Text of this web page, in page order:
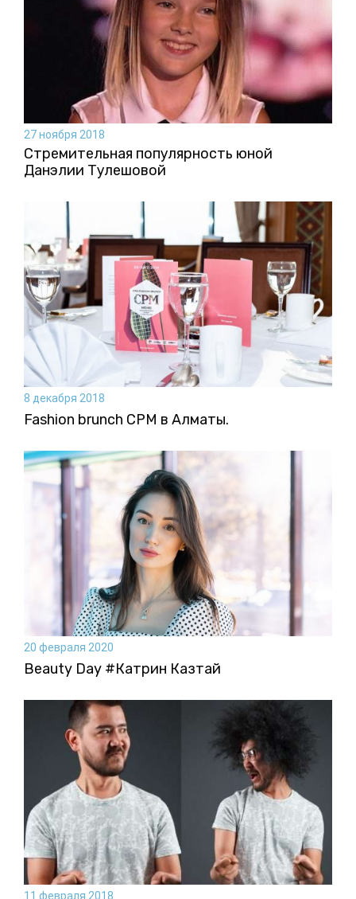
27 ноября 2018
Стремительная популярность юной
Данэлии Тулешовой
8 декабря 2018
Fashion brunch CPM в Алматы.
20 февраля 2020
Beauty Day #Катрин Казтай
11 февраля 2018